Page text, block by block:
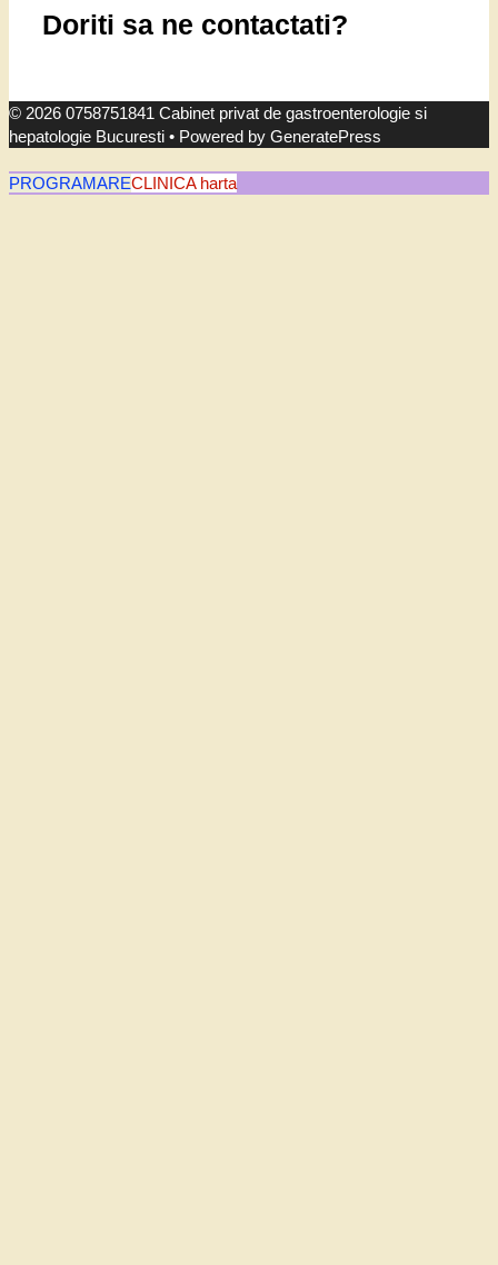
Doriti sa ne contactati?
© 2026 0758751841 Cabinet privat de gastroenterologie si
hepatologie Bucuresti • Powered by GeneratePress
PROGRAMARECLINICA harta